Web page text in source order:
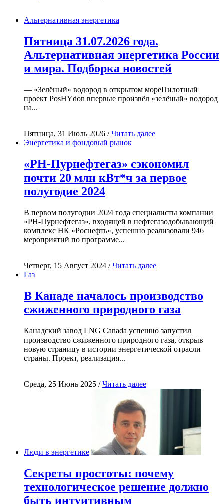
Альтернативная энергетика
Пятница 31.07.2026 года.
Альтернативная энергетика России
и мира. Подборка новостей
— «Зелёный» водород в открытом мореПилотный
проект PosHYdon впервые произвёл «зелёный» водород
на...
Пятница, 31 Июль 2026 /Читать далее
Энергетика и фондовый рынок
«РН-Пурнефтегаз» сэкономил
почти 20 млн кВт*ч за первое
полугодие 2024
В первом полугодии 2024 года специалисты компании
«РН-Пурнефтегаз», входящей в нефтегазодобывающий
комплекс НК «Роснефть», успешно реализовали 946
мероприятий по программе...
Четверг, 15 Август 2024 /Читать далее
Газ
В Канаде началось производство
сжиженного природного газа
Канадский завод LNG Canada успешно запустил
производство сжиженного природного газа, открыв
новую страницу в истории энергетической отрасли
страны. Проект, реализация...
Среда, 25 Июнь 2025 /Читать далее
Люди в энергетике
Секреты простоты: почему
технологическое решение должно
быть интуитивным